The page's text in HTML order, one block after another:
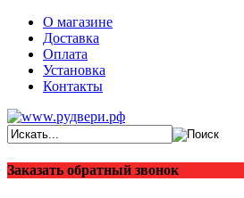
О магазине
Доставка
Оплата
Установка
Контакты
Заказать обратный звонок